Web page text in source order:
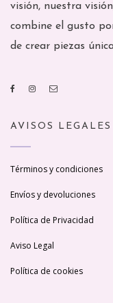
visión, nuestra
combine el gusto
de crear piezas
AVISOS LEGALES
Términos y condiciones
Envíos y devoluciones
Política de Privacidad
Aviso Legal
Política de cookies